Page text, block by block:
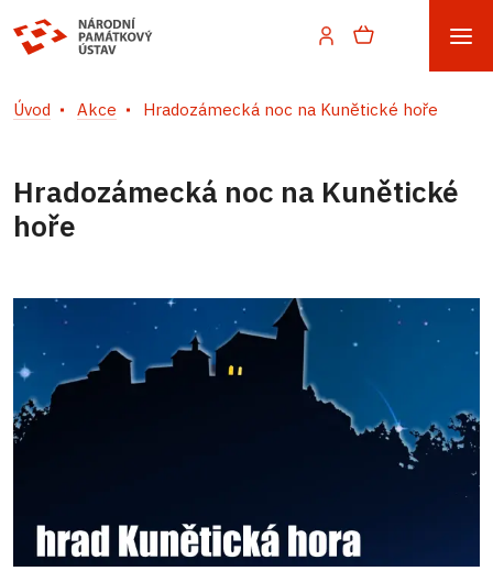
Úvod Akce Hradozámecká noc na Kunětické hoře
Hradozámecká noc na Kunětické
hoře